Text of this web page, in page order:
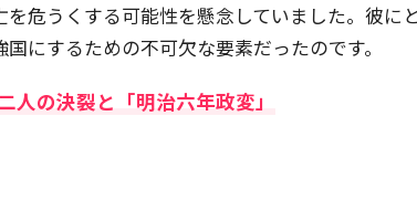
を危うくする可能性を懸念していました。彼に
国にするための不可欠な要素だったのです。
人の決裂と「明治六年政変」